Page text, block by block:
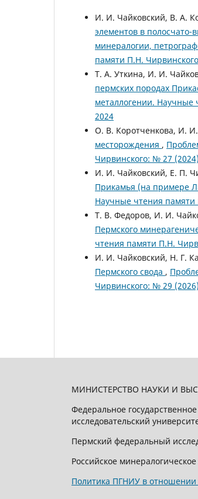
И. И. Чайковский, В. А.
элементов в полосчато-
минералогии,
памяти П.Н.
Т. А. Уткина, И. И.
пермских породах
металлогении.
2024
О. В. Коротченкова, И.
месторождения ,
Чирвинского: № 27
И. И. Чайковский, Е. П.
Прикамья (на примере
Научные чтения
Т. В. Федоров, И. И.
Пермского
чтения памяти П.Н.
И. И. Чайковский, Н. Г.
Пермского свода ,
Чирвинского: № 29
МИНИСТЕРСТВО НАУКИ И
Федеральное
исследовательский
Пермский федеральный
Российское
Политика ПГНИУ в